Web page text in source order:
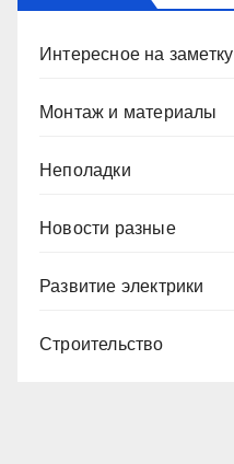
Интересное на заметку
Монтаж и материалы
Неполадки
Новости разные
Развитие электрики
Строительство